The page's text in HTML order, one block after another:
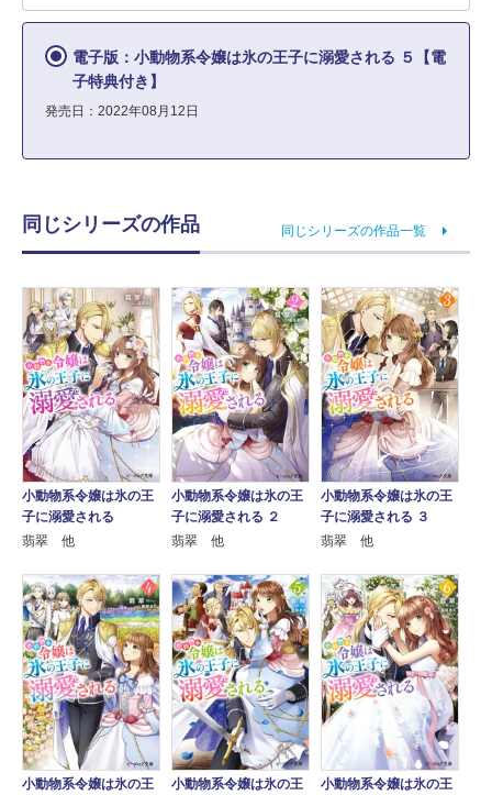
電子版：小動物系令嬢は氷の王子に溺愛される ５【電
子特典付き】
発売日：2022年08月12日
同じシリーズの作品 同じシリーズの作品一覧
小動物系令嬢は氷の王
子に溺愛される
翡翠 他
小動物系令嬢は氷の王
子に溺愛される ２
翡翠 他
小動物系令嬢は氷の王
子に溺愛される ３
翡翠 他
小動物系令嬢は氷の王
小動物系令嬢は氷の王
小動物系令嬢は氷の王